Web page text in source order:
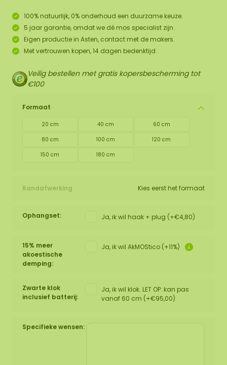
100% natuurlijk, 0% onderhoud een duurzame keuze.
5 jaar garantie, omdat we dé mos specialist zijn.
Eigen productie in Asten, contact met de makers.
Met vertrouwen kopen, 14 dagen bedenktijd.
Veilig bestellen met gratis kopersbescherming tot
€100
Formaat
20 cm 40 cm
60 cm
80 cm
100 cm
120 cm
150 cm
180 cm
Randafwerking Kies eerst het formaat
Ophangset: Ja, ik wil haak + plug (+€4,80)
15% meer
akoestische
demping:
Ja, ik wil AkMOStico (+11%)
Zwarte klok
inclusief batterij:
Ja, ik wil klok. LET OP: kan pas
vanaf 60 cm (+€95,00)
Specifieke wensen: